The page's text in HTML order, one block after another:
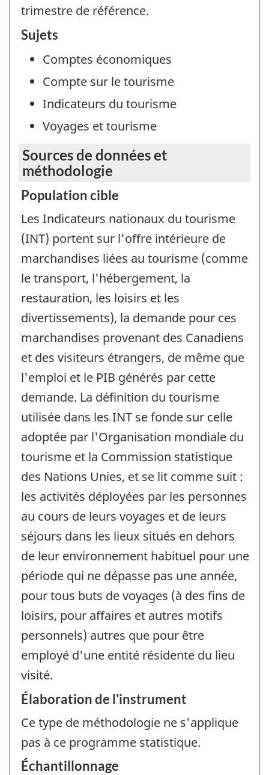
trimestre de référence.
Sujets
Comptes économiques
Compte sur le tourisme
Indicateurs du tourisme
Voyages et tourisme
Sources de données et
méthodologie
Population cible
Les Indicateurs nationaux du tourisme
(INT) portent sur l'offre intérieure de
marchandises liées au tourisme (comme
le transport, l'hébergement, la
restauration, les loisirs et les
divertissements), la demande pour ces
marchandises provenant des Canadiens
et des visiteurs étrangers, de même que
l'emploi et le PIB générés par cette
demande. La définition du tourisme
utilisée dans les INT se fonde sur celle
adoptée par l'Organisation mondiale du
tourisme et la Commission statistique
des Nations Unies, et se lit comme suit :
les activités déployées par les personnes
au cours de leurs voyages et de leurs
séjours dans les lieux situés en dehors
de leur environnement habituel pour une
période qui ne dépasse pas une année,
pour tous buts de voyages (à des fins de
loisirs, pour affaires et autres motifs
personnels) autres que pour être
employé d'une entité résidente du lieu
visité.
Élaboration de l'instrument
Ce type de méthodologie ne s'applique
pas à ce programme statistique.
Échantillonnage